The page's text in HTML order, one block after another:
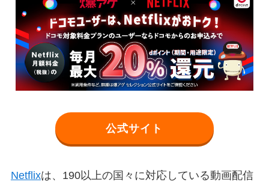
公式サイト
Netflixは、190以上の国々に対応している動画配信